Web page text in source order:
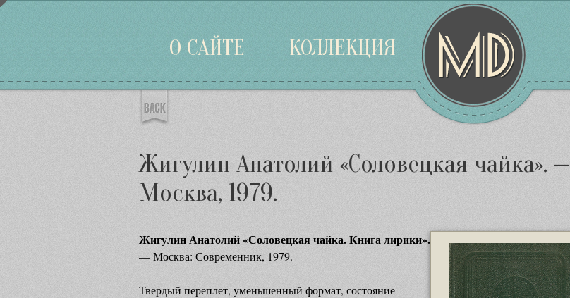
О САЙТЕ КОЛЛЕКЦИЯ
Жигулин Анатолий «Соловецкая чайка». —
Москва, 1979.
Жигулин Анатолий «Соловецкая чайка. Книга лирики».
— Москва: Современник, 1979.
Твердый переплет, уменьшенный формат, состояние